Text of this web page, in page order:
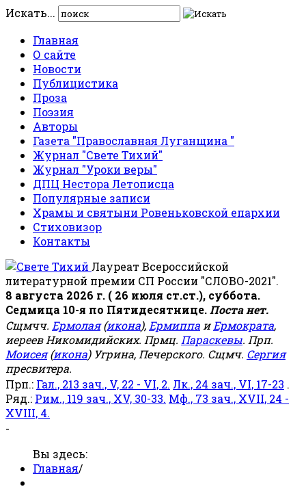
Искать...
Главная
О сайте
Новости
Публицистика
Проза
Поэзия
Авторы
Газета "Православная Луганщина "
Журнал "Свете Тихий"
Журнал "Уроки веры"
ДПЦ Нестора Летописца
Популярные записи
Храмы и святыни Ровеньковской епархии
Стиховизор
Контакты
Лауреат Всероссийской
литературной премии СП России "СЛОВО-2021".
8 августа 2026 г. ( 26 июля ст.ст.), суббота.
Седмица 10-я по Пятидесятнице. Поста нет.
Сщмчч. Ермолая(икона), Ермиппа иЕрмократа,
иереев Никомидийских. Прмц. Параскевы. Прп.
Моисея(икона) Угрина, Печерского. Сщмч. Сергия
пресвитера.
Прп.: Гал., 213 зач., V, 22 - VI, 2. Лк., 24 зач., VI, 17-23 .
Ряд.: Рим., 119 зач., XV, 30-33. Мф., 73 зач., XVII, 24 -
XVIII, 4.
-
Вы здесь:
Главная/